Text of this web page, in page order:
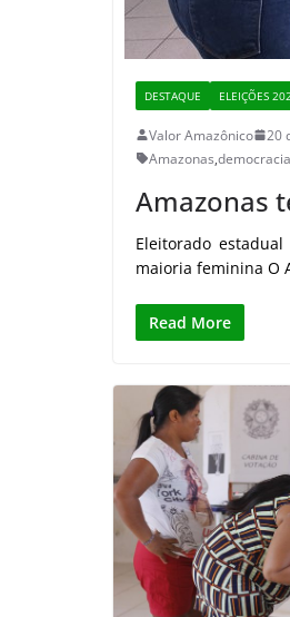
DESTAQUE ELEIÇÕES
Valor Amazônico 20
Amazonas,democracia
Amazonas
Eleitorado
maioria feminina O
Read More